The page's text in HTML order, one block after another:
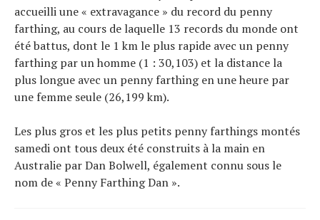
accueilli une « extravagance » du record du penny
farthing, au cours de laquelle 13 records du monde ont
été battus, dont le 1 km le plus rapide avec un penny
farthing par un homme (1 : 30,103) et la distance la
plus longue avec un penny farthing en une heure par
une femme seule (26,199 km).
Les plus gros et les plus petits penny farthings montés
samedi ont tous deux été construits à la main en
Australie par Dan Bolwell, également connu sous le
nom de « Penny Farthing Dan ».